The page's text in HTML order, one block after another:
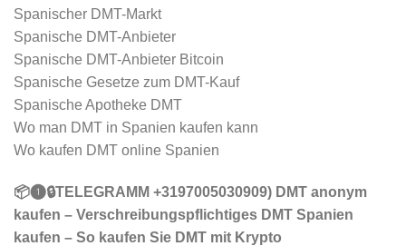
Spanischer DMT-Markt
Spanische DMT-Anbieter
Spanische DMT-Anbieter Bitcoin
Spanische Gesetze zum DMT-Kauf
Spanische Apotheke DMT
Wo man DMT in Spanien kaufen kann
Wo kaufen DMT online Spanien
📦❶🔒TELEGRAMM +3197005030909) DMT anonym
kaufen – Verschreibungspflichtiges DMT Spanien
kaufen – So kaufen Sie DMT mit Krypto